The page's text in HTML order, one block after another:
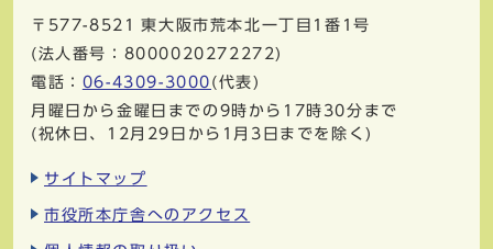
〒577-8521
東大阪市荒本北一丁目1番1号
(法人番号：8000020272272)
電話： 06-4309-3000 (代表)
月曜日から金曜日までの9時から17時30分まで
(祝休日、12月29日から1月3日までを除く)
サイトマップ
市役所本庁舎へのアクセス